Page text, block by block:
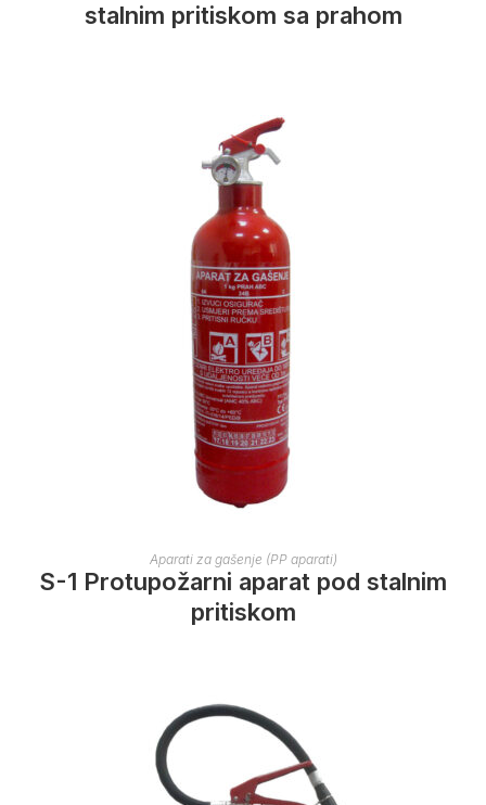
stalnim pritiskom sa prahom
Aparati za gašenje (PP aparati)
S-1 Protupožarni aparat pod stalnim
pritiskom